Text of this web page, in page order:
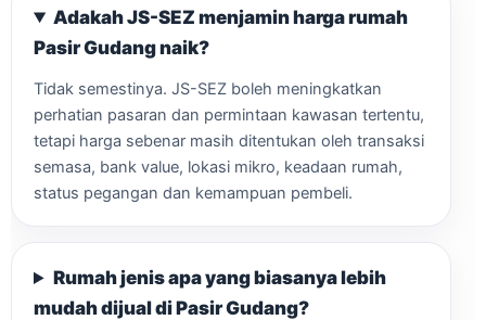
Adakah JS-SEZ menjamin harga rumah
Pasir Gudang naik?
Tidak semestinya. JS-SEZ boleh meningkatkan
perhatian pasaran dan permintaan kawasan tertentu,
tetapi harga sebenar masih ditentukan oleh transaksi
semasa, bank value, lokasi mikro, keadaan rumah,
status pegangan dan kemampuan pembeli.
Rumah jenis apa yang biasanya lebih
mudah dijual di Pasir Gudang?